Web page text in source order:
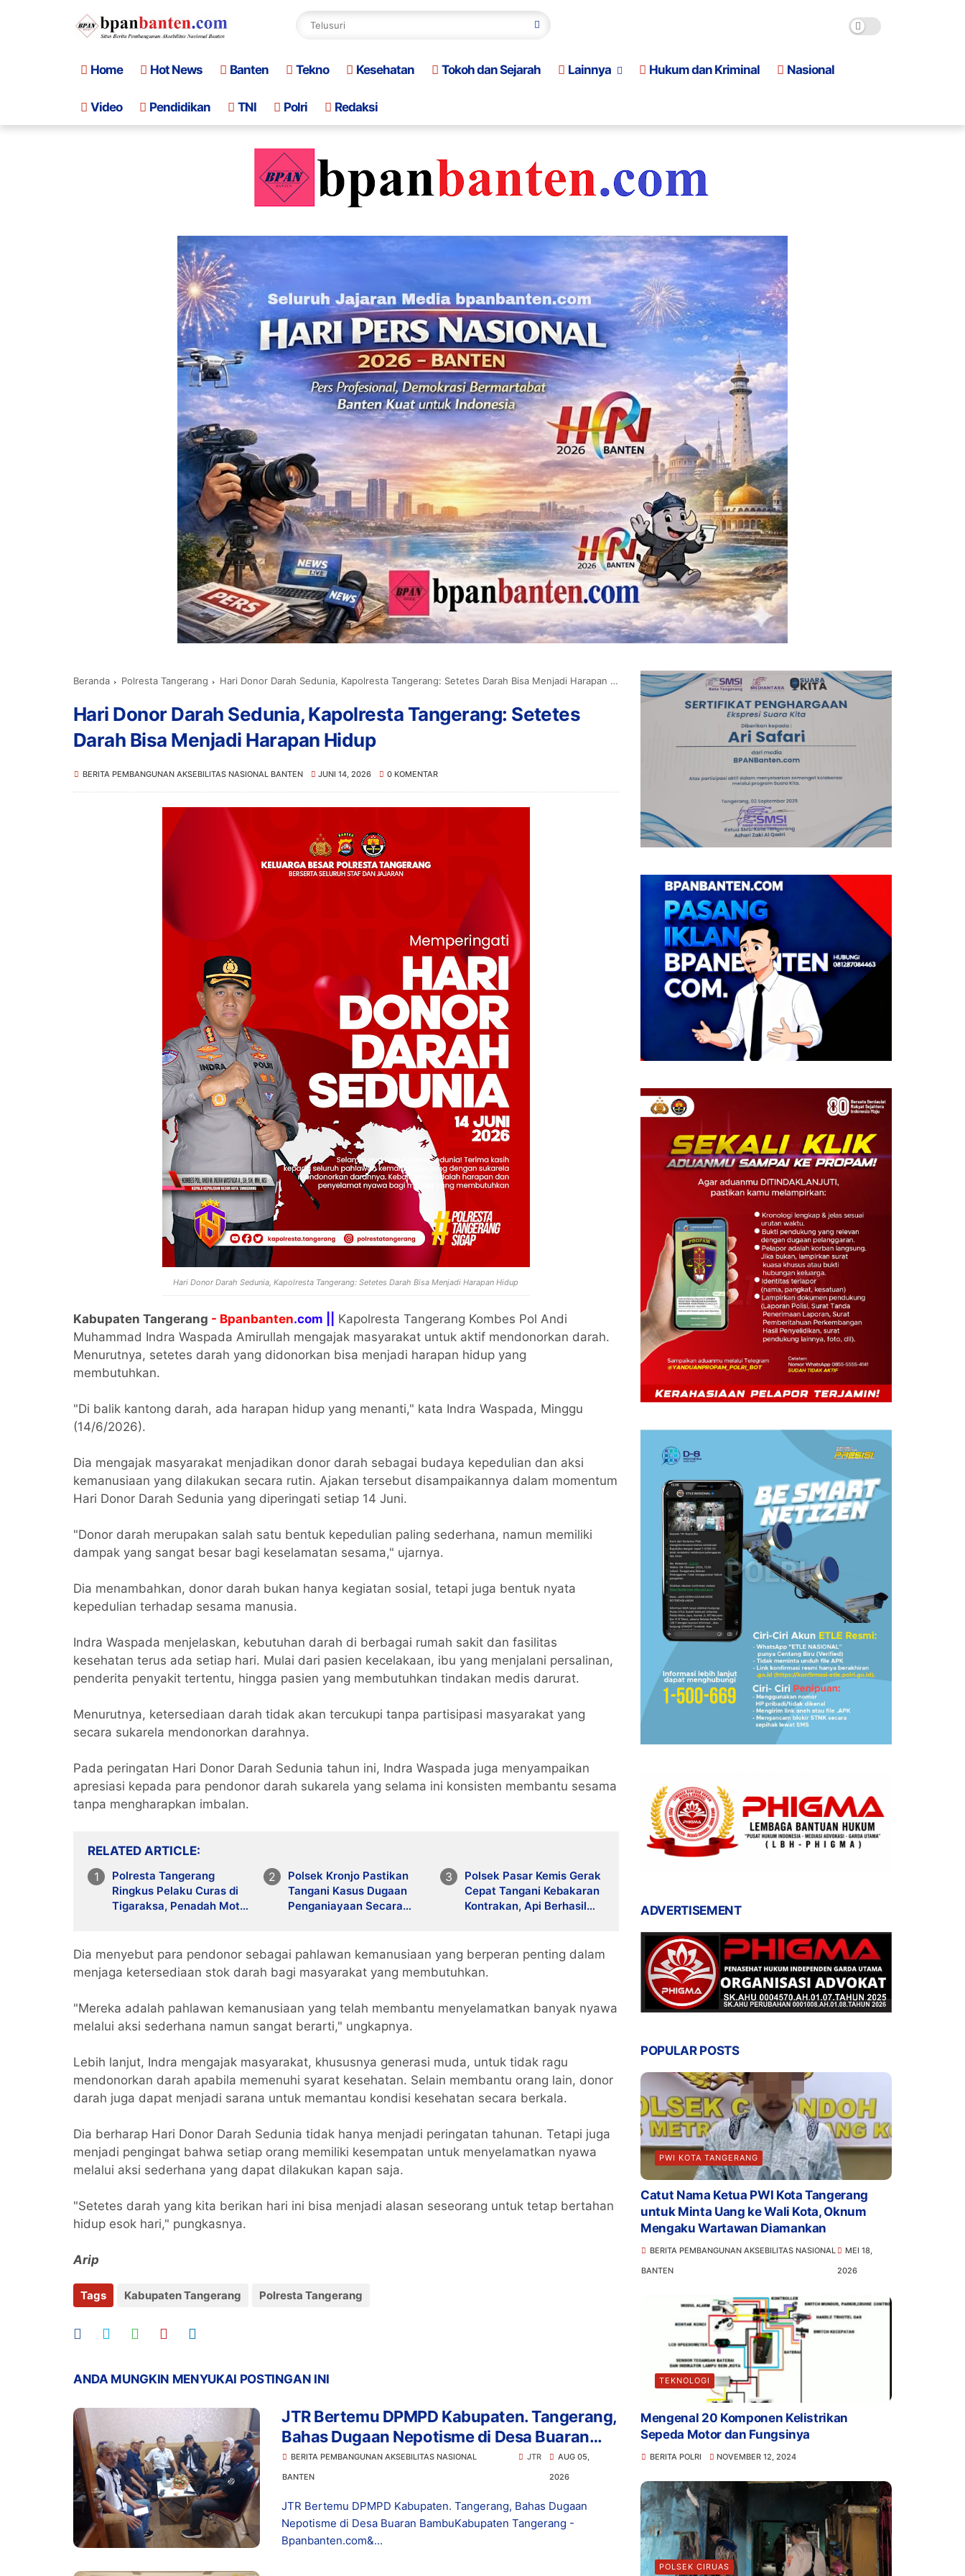
Home Hot News Banten Tekno Kesehatan Tokoh dan Sejarah Lainnya Hukum dan Kriminal Nasional
Video Pendidikan TNI Polri Redaksi
Beranda Polresta Tangerang Hari Donor Darah Sedunia, Kapolresta Tangerang: Setetes Darah Bisa Menjadi Harapan Hidup
Hari Donor Darah Sedunia, Kapolresta Tangerang: Setetes
Darah Bisa Menjadi Harapan Hidup
BERITA PEMBANGUNAN AKSEBILITAS NASIONAL BANTEN JUNI 14, 2026 0 KOMENTAR
Hari Donor Darah Sedunia, Kapolresta Tangerang: Setetes Darah Bisa Menjadi Harapan Hidup
Kabupaten Tangerang - Bpanbanten.com ||
Kapolresta Tangerang Kombes Pol Andi
Muhammad Indra Waspada Amirullah mengajak masyarakat untuk aktif mendonorkan darah.
Menurutnya, setetes darah yang didonorkan bisa menjadi harapan hidup yang
membutuhkan.
"Di balik kantong darah, ada harapan hidup yang menanti," kata Indra Waspada, Minggu
(14/6/2026).
Dia mengajak masyarakat menjadikan donor darah sebagai budaya kepedulian dan aksi
kemanusiaan yang dilakukan secara rutin. Ajakan tersebut disampaikannya dalam momentum
Hari Donor Darah Sedunia yang diperingati setiap 14 Juni.
"Donor darah merupakan salah satu bentuk kepedulian paling sederhana, namun memiliki
dampak yang sangat besar bagi keselamatan sesama," ujarnya.
Dia menambahkan, donor darah bukan hanya kegiatan sosial, tetapi juga bentuk nyata
kepedulian terhadap sesama manusia.
Indra Waspada menjelaskan, kebutuhan darah di berbagai rumah sakit dan fasilitas
kesehatan terus ada setiap hari. Mulai dari pasien kecelakaan, ibu yang menjalani persalinan,
penderita penyakit tertentu, hingga pasien yang membutuhkan tindakan medis darurat.
Menurutnya, ketersediaan darah tidak akan tercukupi tanpa partisipasi masyarakat yang
secara sukarela mendonorkan darahnya.
Pada peringatan Hari Donor Darah Sedunia tahun ini, Indra Waspada juga menyampaikan
apresiasi kepada para pendonor darah sukarela yang selama ini konsisten membantu sesama
tanpa mengharapkan imbalan.
RELATED ARTICLE
Polresta Tangerang
Ringkus Pelaku Curas di
Tigaraksa, Penadah Motor
Polsek Kronjo Pastikan
Tangani Kasus Dugaan
Penganiayaan Secara
Polsek Pasar Kemis Gerak
Cepat Tangani Kebakaran
Kontrakan, Api Berhasil
Dia menyebut para pendonor sebagai pahlawan kemanusiaan yang berperan penting dalam
menjaga ketersediaan stok darah bagi masyarakat yang membutuhkan.
"Mereka adalah pahlawan kemanusiaan yang telah membantu menyelamatkan banyak nyawa
melalui aksi sederhana namun sangat berarti," ungkapnya.
Lebih lanjut, Indra mengajak masyarakat, khususnya generasi muda, untuk tidak ragu
mendonorkan darah apabila memenuhi syarat kesehatan. Selain membantu orang lain, donor
darah juga dapat menjadi sarana untuk memantau kondisi kesehatan secara berkala.
Dia berharap Hari Donor Darah Sedunia tidak hanya menjadi peringatan tahunan. Tetapi juga
menjadi pengingat bahwa setiap orang memiliki kesempatan untuk menyelamatkan nyawa
melalui aksi sederhana yang dapat dilakukan kapan saja.
"Setetes darah yang kita berikan hari ini bisa menjadi alasan seseorang untuk tetap bertahan
hidup esok hari," pungkasnya.
Arip
Tags Kabupaten Tangerang Polresta Tangerang
ANDA MUNGKIN MENYUKAI POSTINGAN INI
JTR Bertemu DPMPD Kabupaten. Tangerang,
Bahas Dugaan Nepotisme di Desa Buaran
Bambu
BERITA PEMBANGUNAN AKSEBILITAS NASIONAL
BANTEN
JTR
AUG 05,
2026
JTR Bertemu DPMPD Kabupaten. Tangerang, Bahas Dugaan
Nepotisme di Desa Buaran BambuKabupaten Tangerang -
Bpanbanten.com&...
ADVERTISEMENT
POPULAR POSTS
PWI KOTA TANGERANG
Catut Nama Ketua PWI Kota Tangerang
untuk Minta Uang ke Wali Kota, Oknum
Mengaku Wartawan Diamankan
BERITA PEMBANGUNAN AKSEBILITAS NASIONAL
BANTEN
MEI 18,
2026
TEKNOLOGI
Mengenal 20 Komponen Kelistrikan
Sepeda Motor dan Fungsinya
BERITA POLRI NOVEMBER 12, 2024
POLSEK CIRUAS